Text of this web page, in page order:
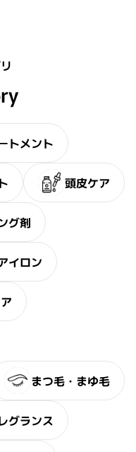
問の簡単な問診にお答え
トメント
頭皮ケア
グ剤
イロン
まつ毛・まゆ毛
グランス